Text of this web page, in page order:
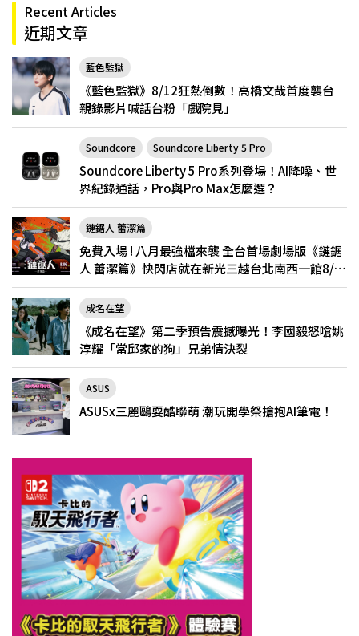
Recent Articles
近期文章
藍色監獄
《藍色監獄》8/12狂熱倒數！高橋文哉首度襲台
親錄影片喊話台粉「戲院見」
Soundcore Soundcore Liberty 5 Pro
Soundcore Liberty 5 Pro系列登場！AI降噪、世
界紀錄通話，Pro與Pro Max怎麼選？
鏈鋸人 蕾潔篇
免費入場 ! 八月最強檔來襲 全台首場劇場版《鏈鋸
人 蕾潔篇》快閃店就在新光三越台北南西一館8/6
限定登場
成名在望
《成名在望》第二季預告震撼曝光！李國毅怒嗆姚
淳耀「當邱家的狗」兄弟情決裂
ASUS
ASUSx三麗鷗耍酷聯萌 潮玩開學祭搶抱AI筆電！